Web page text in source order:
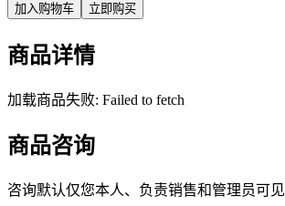
加入购物车
立即购买
商品详情
加载商品失败: Failed to fetch
商品咨询
咨询默认仅您本人、负责销售和管理员可见